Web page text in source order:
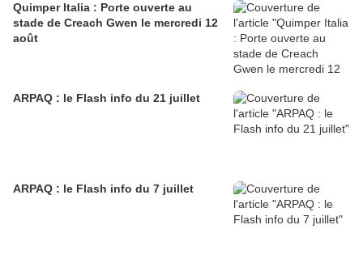
Quimper Italia : Porte ouverte au
stade de Creach Gwen le mercredi 12
août
ARPAQ : le Flash info du 21 juillet
ARPAQ : le Flash info du 7 juillet